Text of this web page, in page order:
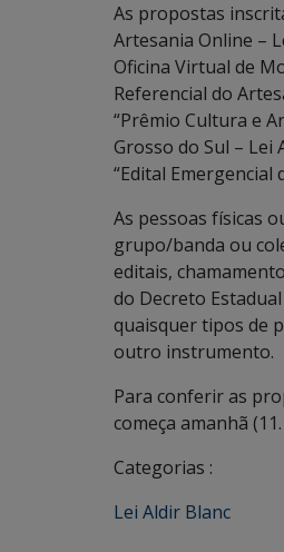
As propostas
Artesania Online –
Oficina Virtual de
Referencial do
“Prêmio Cultura e
Grosso do Sul – Lei
“Edital Emergencial
As pessoas físicas
grupo/banda ou
editais,
do Decreto
quaisquer tipos de
outro instrumento.
Para conferir as
começa amanhã
Categorias :
Lei Aldir Blanc